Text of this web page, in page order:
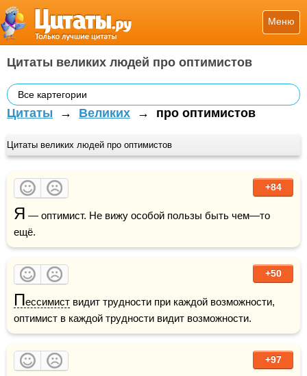
Меню
Цитаты великих людей про оптимистов
Все картегории
Цитаты → Великих → про оптимистов
Цитаты великих людей про оптимистов
+84
Я — оптимист. Не вижу особой пользы быть чем—то
ещё.
+50
Пессимист видит трудности при каждой возможности,
оптимист в каждой трудности видит возможности.
+97